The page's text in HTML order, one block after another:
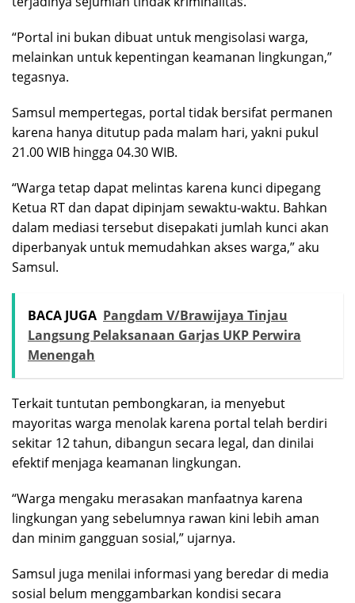
“Portal ini bukan dibuat untuk mengisolasi warga,
melainkan untuk kepentingan keamanan lingkungan,”
tegasnya.
Samsul mempertegas, portal tidak bersifat permanen
karena hanya ditutup pada malam hari, yakni pukul
21.00 WIB hingga 04.30 WIB.
“Warga tetap dapat melintas karena kunci dipegang
Ketua RT dan dapat dipinjam sewaktu-waktu. Bahkan
dalam mediasi tersebut disepakati jumlah kunci akan
diperbanyak untuk memudahkan akses warga,” aku
Samsul.
BACA JUGA Pangdam V/Brawijaya Tinjau
Langsung Pelaksanaan Garjas UKP Perwira
Menengah
Terkait tuntutan pembongkaran, ia menyebut
mayoritas warga menolak karena portal telah berdiri
sekitar 12 tahun, dibangun secara legal, dan dinilai
efektif menjaga keamanan lingkungan.
“Warga mengaku merasakan manfaatnya karena
lingkungan yang sebelumnya rawan kini lebih aman
dan minim gangguan sosial,” ujarnya.
Samsul juga menilai informasi yang beredar di media
sosial belum menggambarkan kondisi secara